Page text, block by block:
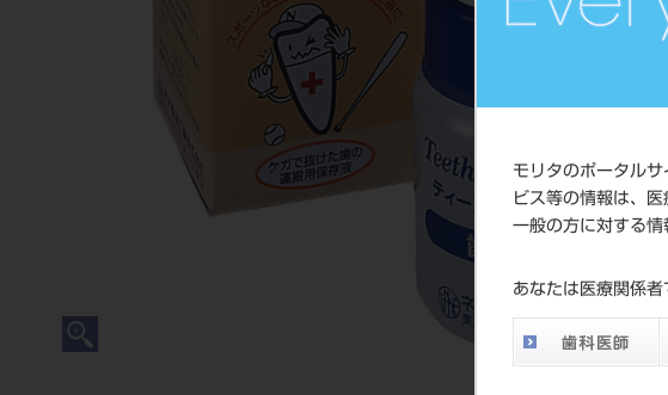
モリタのポータル
ビス等の情報は、医
一般の方に対する情
あなたは医療関係者